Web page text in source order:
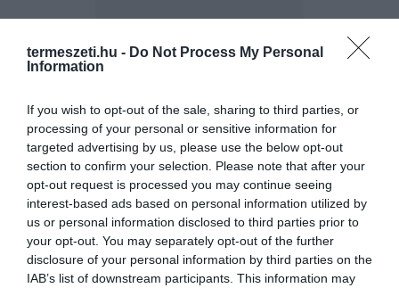
termeszeti.hu - Do Not Process My Personal
Information
If you wish to opt-out of the sale, sharing to third parties, or
processing of your personal or sensitive information for
targeted advertising by us, please use the below opt-out
section to confirm your selection. Please note that after your
opt-out request is processed you may continue seeing
interest-based ads based on personal information utilized by
us or personal information disclosed to third parties prior to
your opt-out. You may separately opt-out of the further
disclosure of your personal information by third parties on the
IAB’s list of downstream participants. This information may
ELŐZŐ CIKK
BÜNTETÉST KAP NÉMETORSZÁGBAN, AKI KIENGEDI A
MACSKÁJÁT
KÖVETKEZŐ CIKK
SZÍVESEN JÁR A PIACRA A VILÁG LEGMAGASABB KUTYÁJA